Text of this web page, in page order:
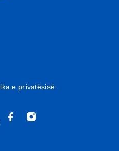
e privatësisë